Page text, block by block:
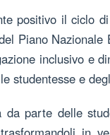
positivo il ciclo
Piano
inclusivo e
studentesse e
parte delle